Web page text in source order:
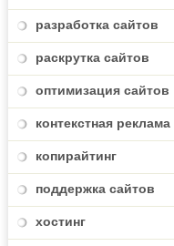
разработка сайтов
раскрутка сайтов
оптимизация сайтов
контекстная реклама
копирайтинг
поддержка сайтов
хостинг